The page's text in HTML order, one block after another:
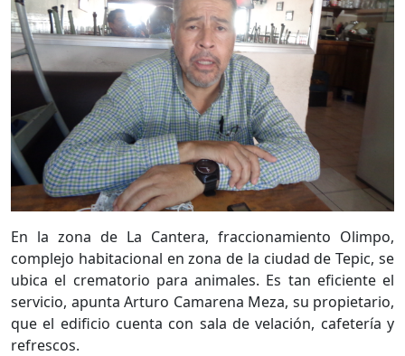
En la zona de La Cantera, fraccionamiento Olimpo,
complejo habitacional en zona de la ciudad de Tepic, se
ubica el crematorio para animales. Es tan eficiente el
servicio, apunta Arturo Camarena Meza, su propietario,
que el edificio cuenta con sala de velación, cafetería y
refrescos.